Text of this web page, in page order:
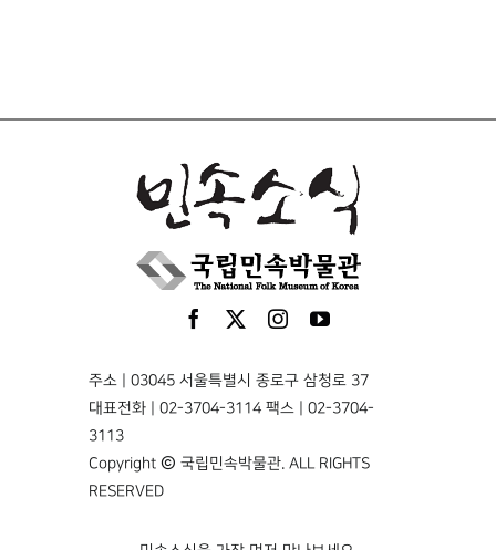
주소 | 03045 서울특별시 종로구 삼청로 37
대표전화 | 02-3704-3114 팩스 | 02-3704-
3113
Copyright © 국립민속박물관. ALL RIGHTS
RESERVED